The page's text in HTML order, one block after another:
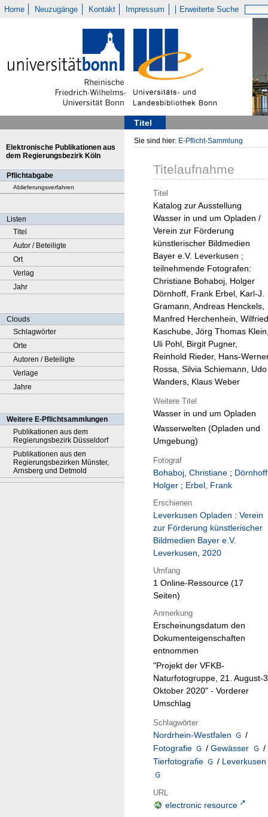
Home Neuzugänge Kontakt Impressum Erweiterte Suche
Titel
Elektronische Publikationen aus
dem Regierungsbezirk Köln
Pflichtabgabe
Ablieferungsverfahren
Listen
Titel
Autor / Beteiligte
Ort
Verlag
Jahr
Clouds
Schlagwörter
Orte
Autoren / Beteiligte
Verlage
Jahre
Weitere E-Pflichtsammlungen
Publikationen aus dem
Regierungsbezirk Düsseldorf
Publikationen aus den
Regierungsbezirken Münster,
Arnsberg und Detmold
Sie sind hier: E-Pflicht-Sammlung
Titelaufnahme
Titel
Katalog zur Ausstellung
Wasser in und um Opladen /
Verein zur Förderung
künstlerischer Bildmedien
Bayer e.V. Leverkusen ;
teilnehmende Fotografen:
Christiane Bohaboj, Holger
Dörnhoff, Frank Erbel, Karl-J.
Gramann, Andreas Henckels,
Manfred Herchenhein, Wilfried
Kaschube, Jörg Thomas
Uli Pohl, Birgit Pugner,
Reinhold Rieder, Hans-
Rossa, Silvia Schiemann, Udo
Wanders, Klaus Weber
Weitere Titel
Wasser in und um Opladen
Wasserwelten (Opladen und
Umgebung)
Fotograf
Bohaboj, Christiane ;
Holger ; Erbel, Frank
Erschienen
Leverkusen Opladen : Verein
zur Förderung künstlerischer
Bildmedien Bayer e.V.
Leverkusen, 2020
Umfang
1 Online-Ressource (17
Seiten)
Anmerkung
Erscheinungsdatum den
Dokumenteigenschaften
entnommen
"Projekt der VFKB-
Naturfotogruppe, 21. August-
Oktober 2020" - Vorderer
Umschlag
Schlagwörter
Nordrhein-Westfalen
/
Fotografie
/ Gewässer
/
Tierfotografie
/ Leverkusen
URL
electronic resource